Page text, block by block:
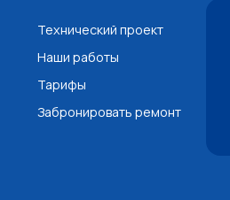
Технический проект
Наши работы
Тарифы
Забронировать ремонт